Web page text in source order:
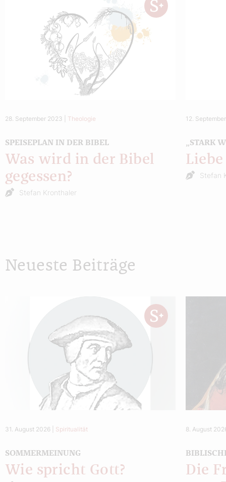
28. September 2023 Theologie
SPEISEPLAN IN DER BIBEL
Was wird in der Bibel
gegessen?
Stefan Kronthaler
12.
„STARK
Stefan
Neueste Beiträge
31. August 2026 Spiritualität
SOMMERMEINUNG
Wie spricht Gott?
8. August
Die